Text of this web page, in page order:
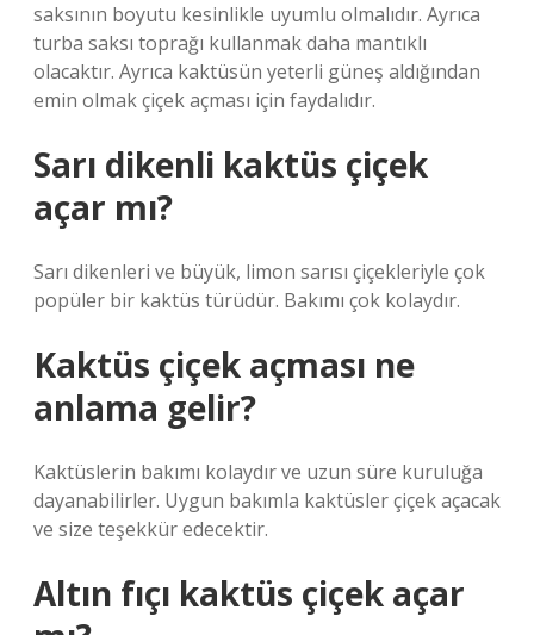
saksının boyutu kesinlikle uyumlu olmalıdır. Ayrıca
turba saksı toprağı kullanmak daha mantıklı
olacaktır. Ayrıca kaktüsün yeterli güneş aldığından
emin olmak çiçek açması için faydalıdır.
Sarı dikenli kaktüs çiçek
açar mı?
Sarı dikenleri ve büyük, limon sarısı çiçekleriyle çok
popüler bir kaktüs türüdür. Bakımı çok kolaydır.
Kaktüs çiçek açması ne
anlama gelir?
Kaktüslerin bakımı kolaydır ve uzun süre kuruluğa
dayanabilirler. Uygun bakımla kaktüsler çiçek açacak
ve size teşekkür edecektir.
Altın fıçı kaktüs çiçek açar